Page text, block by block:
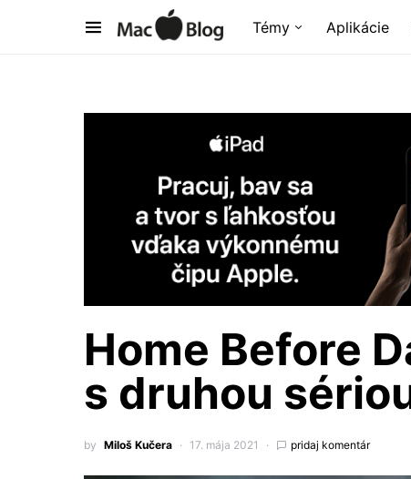
Témy Aplikácie
Home Before
s druhou
by Miloš Kučera 17. mája 2021 pridaj komentár